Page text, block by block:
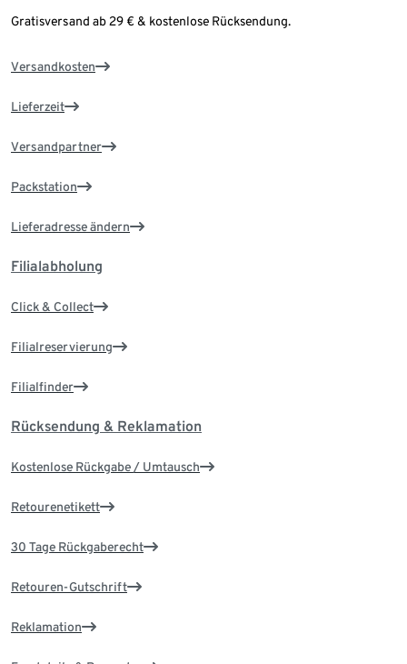
Gratisversand ab 29 € & kostenlose Rücksendung.
Versandkosten
Lieferzeit
Versandpartner
Packstation
Lieferadresse ändern
Filialabholung
Click & Collect
Filialreservierung
Filialfinder
Rücksendung & Reklamation
Kostenlose Rückgabe / Umtausch
Retourenetikett
30 Tage Rückgaberecht
Retouren-Gutschrift
Reklamation